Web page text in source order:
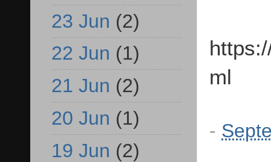
ml
-
23 Jun (2)
22 Jun (1)
21 Jun (2)
20 Jun (1)
19 Jun (2)